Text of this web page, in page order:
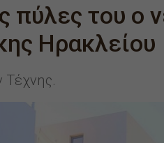
πύλες του
Ηρακλείου
Τέχνης.